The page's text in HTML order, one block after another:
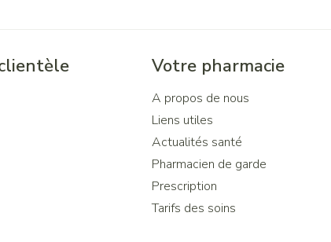
Votre pharmacie
A propos de nous
Liens utiles
Actualités santé
Pharmacien de garde
Prescription
Tarifs des soins